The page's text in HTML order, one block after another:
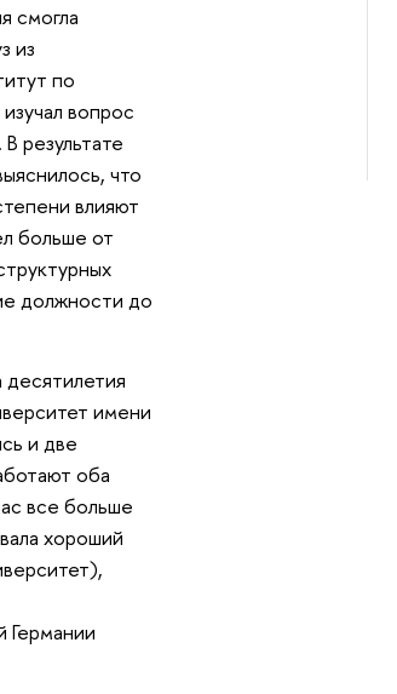
смогла
из
по
вопрос
результате
что
влияют
больше от
должности до
имени
и две
оба
все больше
хороший
Германии